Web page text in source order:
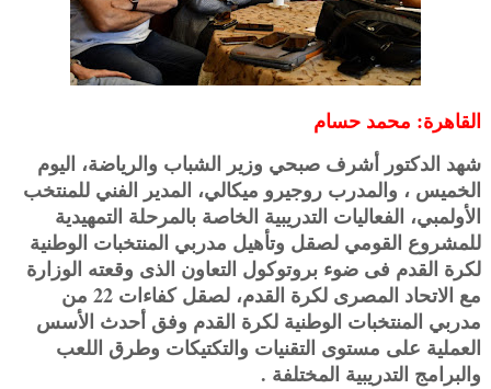
القاهرة: محمد حسام
شهد الدكتور أشرف صبحي وزير الشباب والرياضة، اليوم
الخميس ، والمدرب روجيرو ميكالي، المدير الفني للمنتخب
الأولمبي، الفعاليات التدريبية الخاصة بالمرحلة التمهيدية
للمشروع القومي لصقل وتأهيل مدربي المنتخبات الوطنية
لكرة القدم فى ضوء بروتوكول التعاون الذى وقعته الوزارة
مع الاتحاد المصرى لكرة القدم، لصقل كفاءات 22 من
مدربي المنتخبات الوطنية لكرة القدم وفق أحدث الأسس
العملية على مستوى التقنيات والتكتيكات وطرق اللعب
والبرامج التدريبية المختلفة .